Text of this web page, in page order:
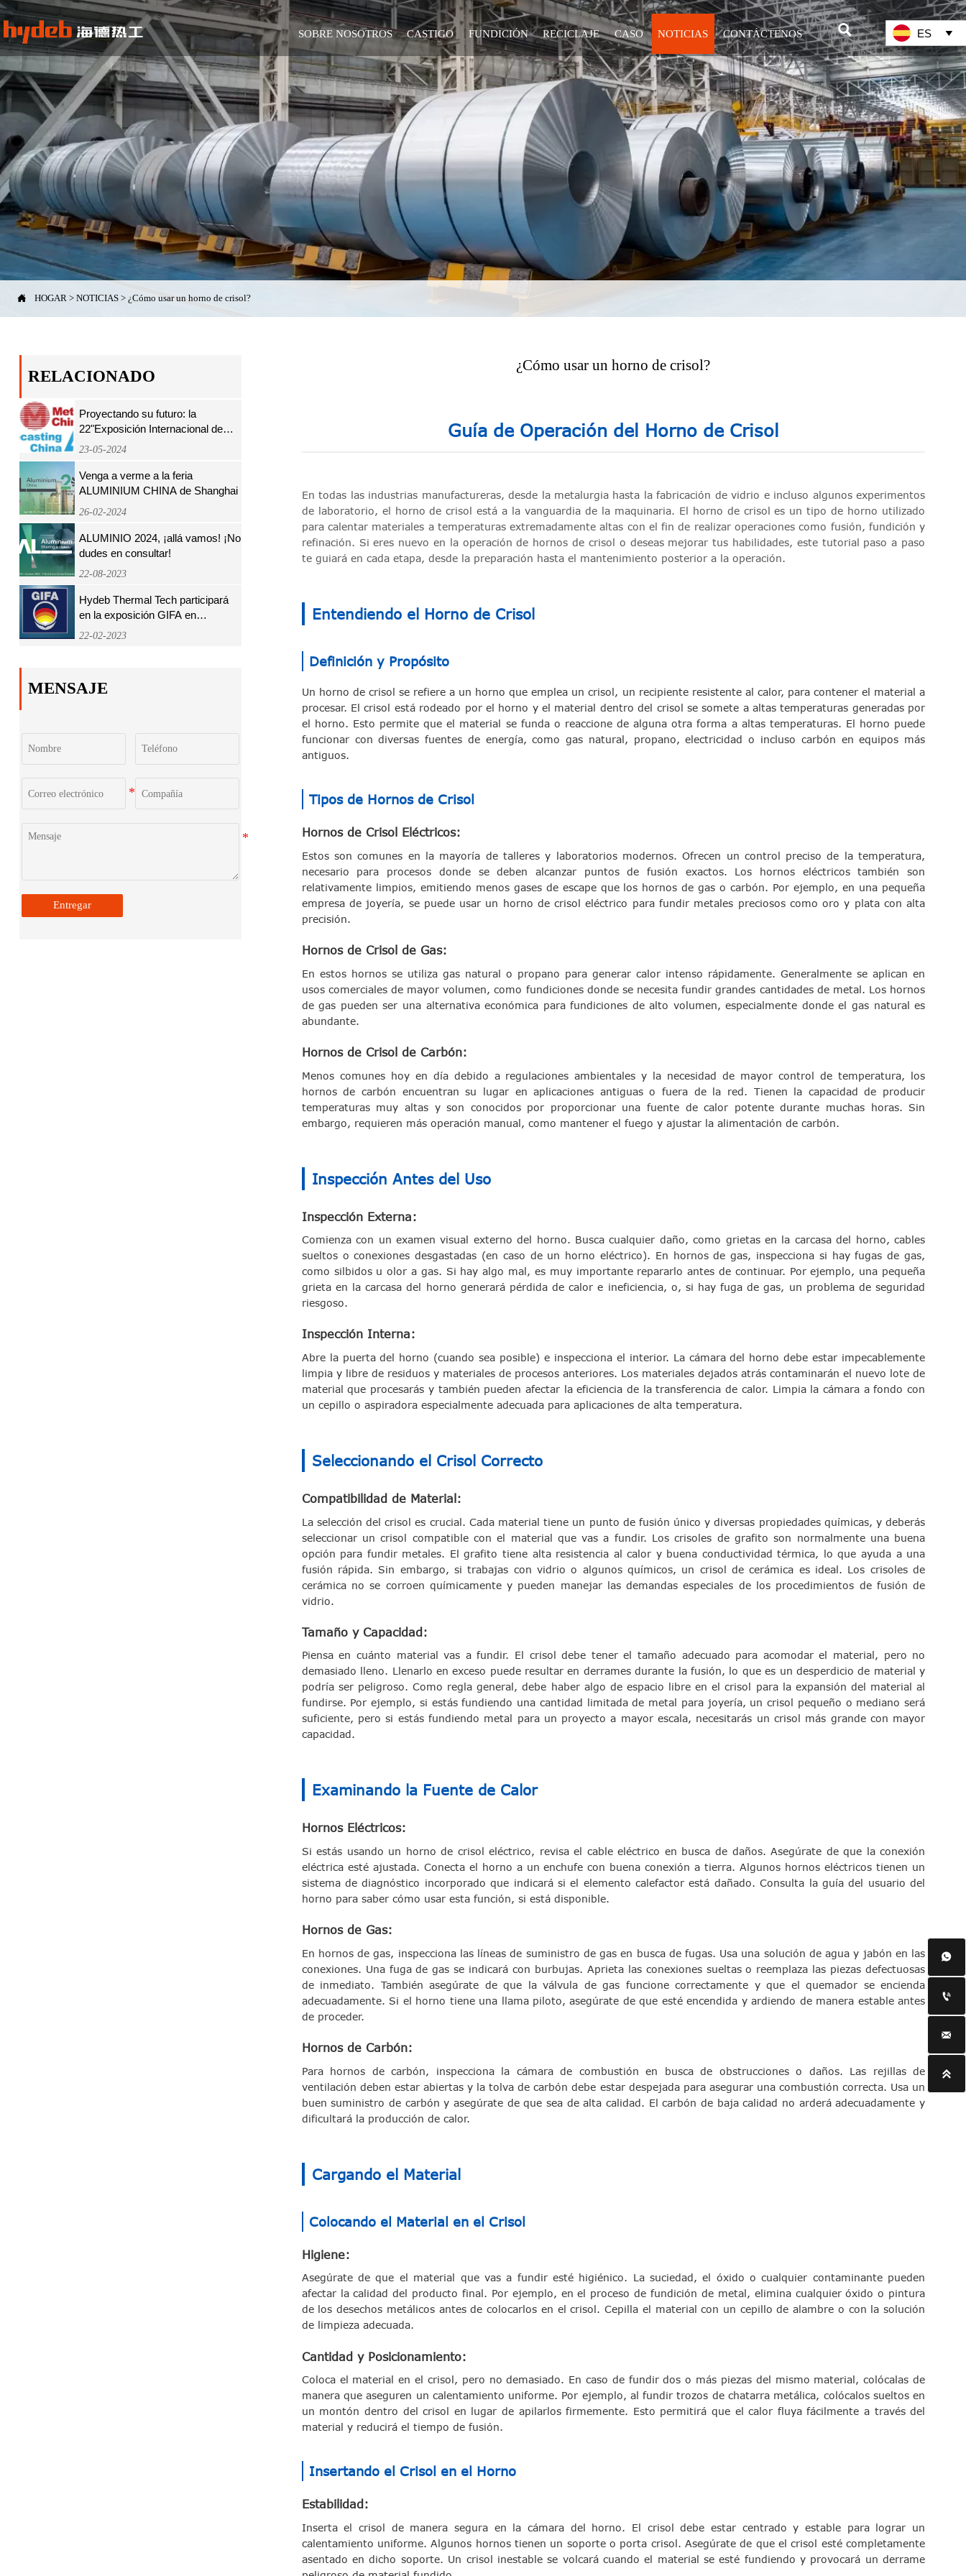
SOBRE NOSOTROS CASTIGO FUNDICIÓN RECICLAJE CASO NOTICIAS CONTÁCTENOS  ES 
 HOGAR >NOTICIAS >¿Cómo usar un horno de crisol?
RELACIONADO
Proyectando su futuro: la
22"Exposición Internacional de
Fundición de China (Metal
23-05-2024
Venga a verme a la feria
ALUMINIUM CHINA de Shanghai
26-02-2024
ALUMINIO 2024, ¡allá vamos! ¡No
dudes en consultar!
22-08-2023
Hydeb Thermal Tech participará
en la exposición GIFA en
Dusseldorf, Alemania
22-02-2023
MENSAJE
Entregar
¿Cómo usar un horno de crisol?
Guía de Operación del Horno de Crisol
En todas las industrias manufactureras, desde la metalurgia hasta la fabricación de vidrio e incluso algunos experimentos
de laboratorio, el horno de crisol está a la vanguardia de la maquinaria. El horno de crisol es un tipo de horno utilizado
para calentar materiales a temperaturas extremadamente altas con el fin de realizar operaciones como fusión, fundición y
refinación. Si eres nuevo en la operación de hornos de crisol o deseas mejorar tus habilidades, este tutorial paso a paso
te guiará en cada etapa, desde la preparación hasta el mantenimiento posterior a la operación.
Entendiendo el Horno de Crisol
Definición y Propósito
Un horno de crisol se refiere a un horno que emplea un crisol, un recipiente resistente al calor, para contener el material a
procesar. El crisol está rodeado por el horno y el material dentro del crisol se somete a altas temperaturas generadas por
el horno. Esto permite que el material se funda o reaccione de alguna otra forma a altas temperaturas. El horno puede
funcionar con diversas fuentes de energía, como gas natural, propano, electricidad o incluso carbón en equipos más
antiguos.
Tipos de Hornos de Crisol
Hornos de Crisol Eléctricos:
Estos son comunes en la mayoría de talleres y laboratorios modernos. Ofrecen un control preciso de la temperatura,
necesario para procesos donde se deben alcanzar puntos de fusión exactos. Los hornos eléctricos también son
relativamente limpios, emitiendo menos gases de escape que los hornos de gas o carbón. Por ejemplo, en una pequeña
empresa de joyería, se puede usar un horno de crisol eléctrico para fundir metales preciosos como oro y plata con alta
precisión.
Hornos de Crisol de Gas:
En estos hornos se utiliza gas natural o propano para generar calor intenso rápidamente. Generalmente se aplican en
usos comerciales de mayor volumen, como fundiciones donde se necesita fundir grandes cantidades de metal. Los hornos
de gas pueden ser una alternativa económica para fundiciones de alto volumen, especialmente donde el gas natural es
abundante.
Hornos de Crisol de Carbón:
Menos comunes hoy en día debido a regulaciones ambientales y la necesidad de mayor control de temperatura, los
hornos de carbón encuentran su lugar en aplicaciones antiguas o fuera de la red. Tienen la capacidad de producir
temperaturas muy altas y son conocidos por proporcionar una fuente de calor potente durante muchas horas. Sin
embargo, requieren más operación manual, como mantener el fuego y ajustar la alimentación de carbón.
Inspección Antes del Uso
Inspección Externa:
Comienza con un examen visual externo del horno. Busca cualquier daño, como grietas en la carcasa del horno, cables
sueltos o conexiones desgastadas (en caso de un horno eléctrico). En hornos de gas, inspecciona si hay fugas de gas,
como silbidos u olor a gas. Si hay algo mal, es muy importante repararlo antes de continuar. Por ejemplo, una pequeña
grieta en la carcasa del horno generará pérdida de calor e ineficiencia, o, si hay fuga de gas, un problema de seguridad
riesgoso.
Inspección Interna:
Abre la puerta del horno (cuando sea posible) e inspecciona el interior. La cámara del horno debe estar impecablemente
limpia y libre de residuos y materiales de procesos anteriores. Los materiales dejados atrás contaminarán el nuevo lote de
material que procesarás y también pueden afectar la eficiencia de la transferencia de calor. Limpia la cámara a fondo con
un cepillo o aspiradora especialmente adecuada para aplicaciones de alta temperatura.
Seleccionando el Crisol Correcto
Compatibilidad de Material:
La selección del crisol es crucial. Cada material tiene un punto de fusión único y diversas propiedades químicas, y deberás
seleccionar un crisol compatible con el material que vas a fundir. Los crisoles de grafito son normalmente una buena
opción para fundir metales. El grafito tiene alta resistencia al calor y buena conductividad térmica, lo que ayuda a una
fusión rápida. Sin embargo, si trabajas con vidrio o algunos químicos, un crisol de cerámica es ideal. Los crisoles de
cerámica no se corroen químicamente y pueden manejar las demandas especiales de los procedimientos de fusión de
vidrio.
Tamaño y Capacidad:
Piensa en cuánto material vas a fundir. El crisol debe tener el tamaño adecuado para acomodar el material, pero no
demasiado lleno. Llenarlo en exceso puede resultar en derrames durante la fusión, lo que es un desperdicio de material y
podría ser peligroso. Como regla general, debe haber algo de espacio libre en el crisol para la expansión del material al
fundirse. Por ejemplo, si estás fundiendo una cantidad limitada de metal para joyería, un crisol pequeño o mediano será
suficiente, pero si estás fundiendo metal para un proyecto a mayor escala, necesitarás un crisol más grande con mayor
capacidad.
Examinando la Fuente de Calor
Hornos Eléctricos:
Si estás usando un horno de crisol eléctrico, revisa el cable eléctrico en busca de daños. Asegúrate de que la conexión
eléctrica esté ajustada. Conecta el horno a un enchufe con buena conexión a tierra. Algunos hornos eléctricos tienen un
sistema de diagnóstico incorporado que indicará si el elemento calefactor está dañado. Consulta la guía del usuario del
horno para saber cómo usar esta función, si está disponible.
Hornos de Gas:
En hornos de gas, inspecciona las líneas de suministro de gas en busca de fugas. Usa una solución de agua y jabón en las
conexiones. Una fuga de gas se indicará con burbujas. Aprieta las conexiones sueltas o reemplaza las piezas defectuosas
de inmediato. También asegúrate de que la válvula de gas funcione correctamente y que el quemador se encienda
adecuadamente. Si el horno tiene una llama piloto, asegúrate de que esté encendida y ardiendo de manera estable antes
de proceder.
Hornos de Carbón:
Para hornos de carbón, inspecciona la cámara de combustión en busca de obstrucciones o daños. Las rejillas de
ventilación deben estar abiertas y la tolva de carbón debe estar despejada para asegurar una combustión correcta. Usa un
buen suministro de carbón y asegúrate de que sea de alta calidad. El carbón de baja calidad no arderá adecuadamente y
dificultará la producción de calor.
Cargando el Material
Colocando el Material en el Crisol
Higiene:
Asegúrate de que el material que vas a fundir esté higiénico. La suciedad, el óxido o cualquier contaminante pueden
afectar la calidad del producto final. Por ejemplo, en el proceso de fundición de metal, elimina cualquier óxido o pintura
de los desechos metálicos antes de colocarlos en el crisol. Cepilla el material con un cepillo de alambre o con la solución
de limpieza adecuada.
Cantidad y Posicionamiento:
Coloca el material en el crisol, pero no demasiado. En caso de fundir dos o más piezas del mismo material, colócalas de
manera que aseguren un calentamiento uniforme. Por ejemplo, al fundir trozos de chatarra metálica, colócalos sueltos en
un montón dentro del crisol en lugar de apilarlos firmemente. Esto permitirá que el calor fluya fácilmente a través del
material y reducirá el tiempo de fusión.
Insertando el Crisol en el Horno
Estabilidad:
Inserta el crisol de manera segura en la cámara del horno. El crisol debe estar centrado y estable para lograr un
calentamiento uniforme. Algunos hornos tienen un soporte o porta crisol. Asegúrate de que el crisol esté completamente
asentado en dicho soporte. Un crisol inestable se volcará cuando el material se esté fundiendo y provocará un derrame



